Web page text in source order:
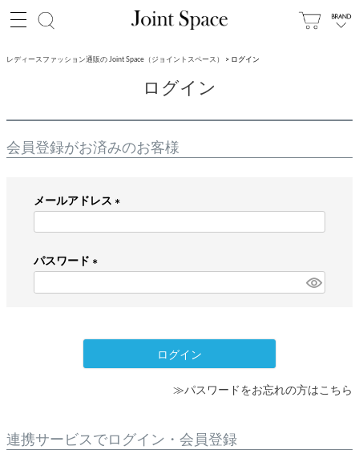
レディースファッション通販の Joint Space（ジョイントスペース） ログイン
ログイン
会員登録がお済みのお客様
メールアドレス
パスワード
ログイン
≫パスワードをお忘れの方はこちら
連携サービスでログイン・会員登録